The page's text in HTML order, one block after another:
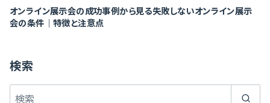
オンライン展示会の成功事例から見る失敗しないオンライン展示
会の条件｜特徴と注意点
検索